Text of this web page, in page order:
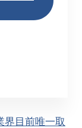
界目前唯一取